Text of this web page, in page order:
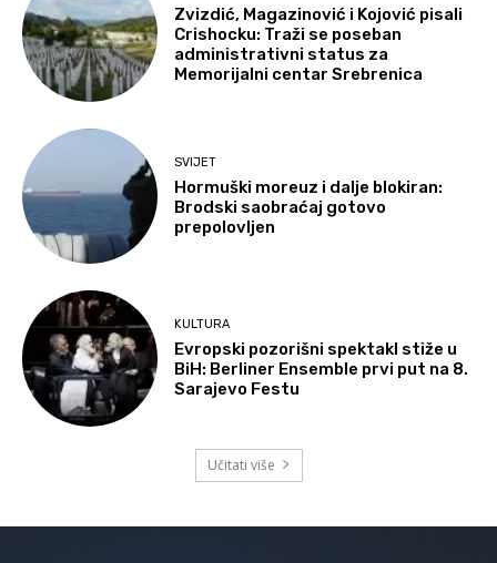
Zvizdić, Magazinović i Kojović pisali
Crishocku: Traži se poseban
administrativni status za
Memorijalni centar Srebrenica
SVIJET
Hormuški moreuz i dalje blokiran:
Brodski saobraćaj gotovo
prepolovljen
KULTURA
Evropski pozorišni spektakl stiže u
BiH: Berliner Ensemble prvi put na 8.
Sarajevo Festu
Učitati više